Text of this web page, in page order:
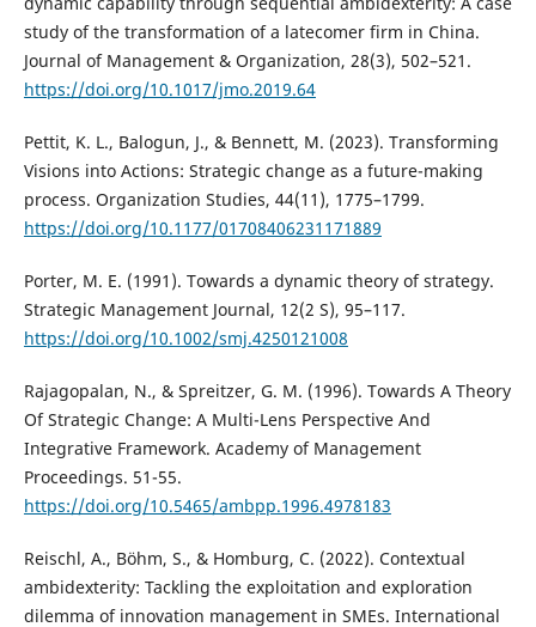
study of the transformation of a latecomer firm in China.
Journal of Management & Organization, 28(3), 502–521.
https://doi.org/10.1017/jmo.2019.64
Pettit, K. L., Balogun, J., & Bennett, M. (2023). Transforming
Visions into Actions: Strategic change as a future-making
process. Organization Studies, 44(11), 1775–1799.
https://doi.org/10.1177/01708406231171889
Porter, M. E. (1991). Towards a dynamic theory of strategy.
Strategic Management Journal, 12(2 S), 95–117.
https://doi.org/10.1002/smj.4250121008
Rajagopalan, N., & Spreitzer, G. M. (1996). Towards A Theory
Of Strategic Change: A Multi-Lens Perspective And
Integrative Framework. Academy of Management
Proceedings. 51-55.
https://doi.org/10.5465/ambpp.1996.4978183
Reischl, A., Böhm, S., & Homburg, C. (2022). Contextual
ambidexterity: Tackling the exploitation and exploration
dilemma of innovation management in SMEs. International